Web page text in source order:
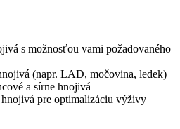
s možnosťou vami požadovaného
(napr. LAD, močovina, ledek)
a sírne hnojivá
pre optimalizáciu výživy